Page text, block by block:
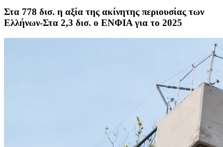
Στα 778 δισ. η αξία της ακίνητης περιουσίας των
Ελλήνων-Στα 2,3 δισ. ο ΕΝΦΙΑ για το 2025